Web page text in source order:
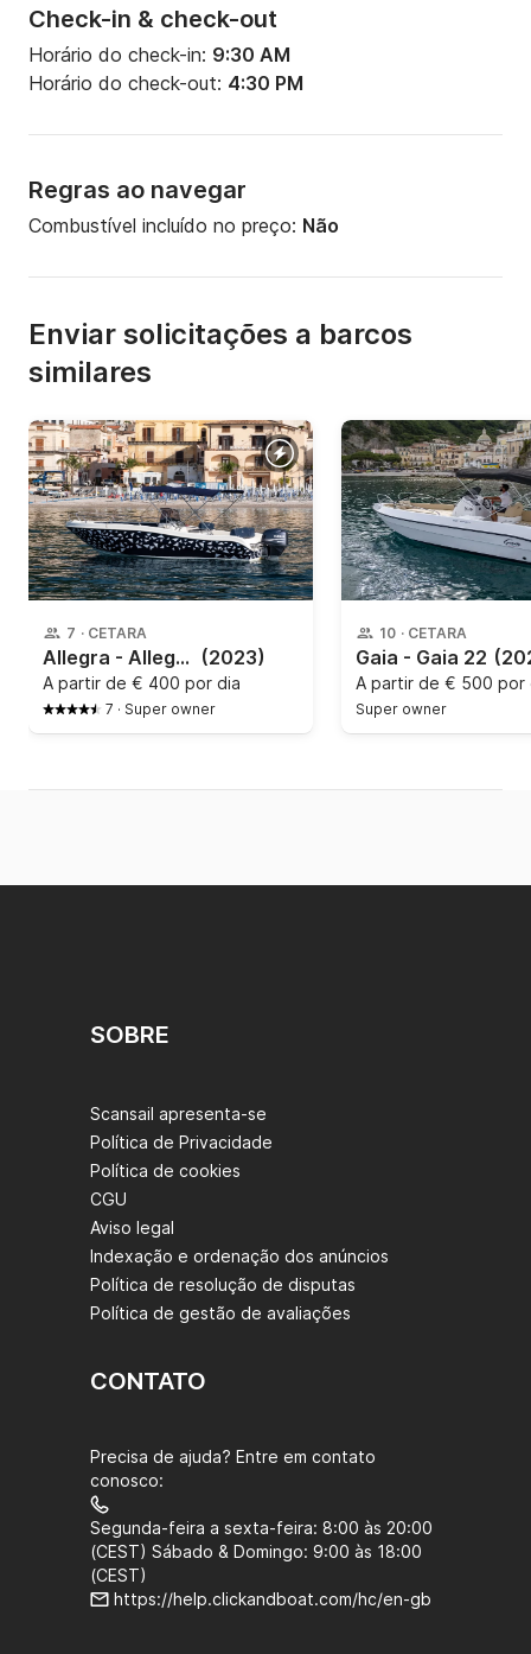
Check-in & check-out
Horário do check-in: 9:30 AM
Horário do check-out: 4:30 PM
Regras ao navegar
Combustível incluído no preço: Não
Enviar solicitações a barcos
similares
7 · CETARA
Allegra - Allegra (2023)
A partir de € 400 por dia
7 · Super owner
10 · CETARA
Gaia - Gaia 22
A partir de € 500 por
Super owner
SOBRE
Scansail apresenta-se
Política de Privacidade
Política de cookies
CGU
Aviso legal
Indexação e ordenação dos anúncios
Política de resolução de disputas
Política de gestão de avaliações
CONTATO
Precisa de ajuda? Entre em contato
conosco:
Segunda-feira a sexta-feira: 8:00 às 20:00
(CEST) Sábado & Domingo: 9:00 às 18:00
(CEST)
https://help.clickandboat.com/hc/en-gb